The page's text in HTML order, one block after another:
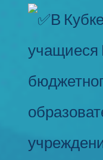
В
учащиеся